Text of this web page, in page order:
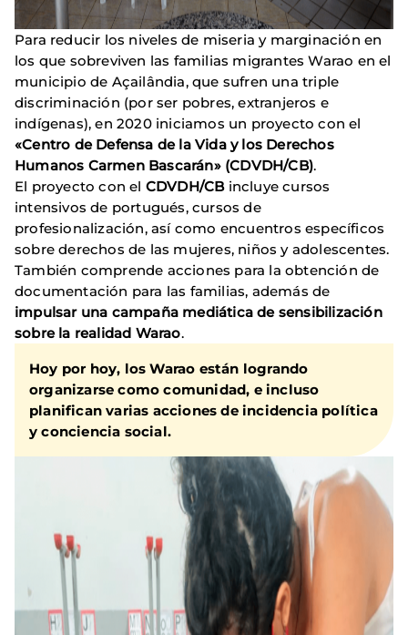
Para reducir los niveles de miseria y marginación en
los que sobreviven las familias migrantes Warao en el
municipio de Açailândia, que sufren una triple
discriminación (por ser pobres, extranjeros e
indígenas), en 2020 iniciamos un proyecto con el
«Centro de Defensa de la Vida y los Derechos
Humanos Carmen Bascarán» (CDVDH/CB).
El proyecto con el CDVDH/CBincluye cursos
intensivos de portugués, cursos de
profesionalización, así como encuentros específicos
sobre derechos de las mujeres, niños y adolescentes.
También comprende acciones para la obtención de
documentación para las familias, además de
impulsar una campaña mediática de sensibilización
sobre la realidad Warao.
Hoy por hoy, los Warao están logrando
organizarse como comunidad, e incluso
planifican varias acciones de incidencia política
y conciencia social.